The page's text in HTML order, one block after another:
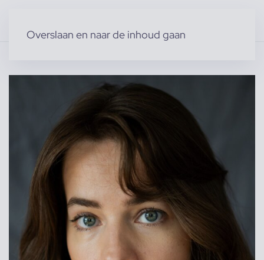
Overslaan en naar de inhoud gaan